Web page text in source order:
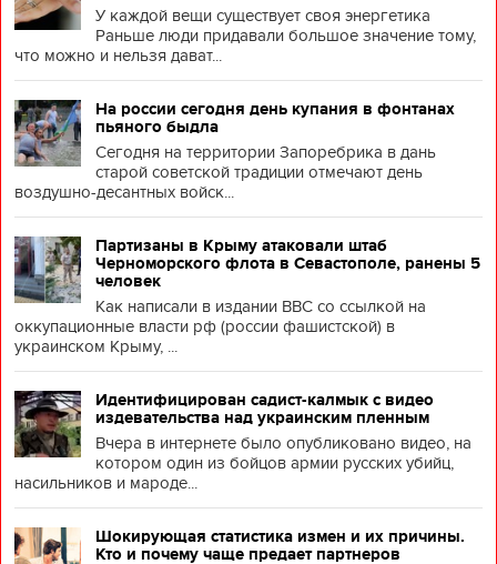
У каждой вещи существует своя энергетика
Раньше люди придавали большое значение тому,
что можно и нельзя дават...
На россии сегодня день купания в фонтанах
пьяного быдла
Сегодня на территории Запоребрика в дань
старой советской традиции отмечают день
воздушно-десантных войск...
Партизаны в Крыму атаковали штаб
Черноморского флота в Севастополе, ранены 5
человек
Как написали в издании BBC со ссылкой на
оккупационные власти рф (россии фашистской) в
украинском Крыму, ...
Идентифицирован садист-калмык с видео
издевательства над украинским пленным
Вчера в интернете было опубликовано видео, на
котором один из бойцов армии русских убийц,
насильников и мароде...
Шокирующая статистика измен и их причины.
Кто и почему чаще предает партнеров